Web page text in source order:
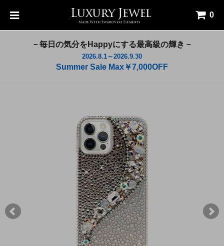
0
－毎日の気分をHappyにする最高級の輝き－
2026.8.1～2026.9.30
Summer Sale Max￥7,000OFF